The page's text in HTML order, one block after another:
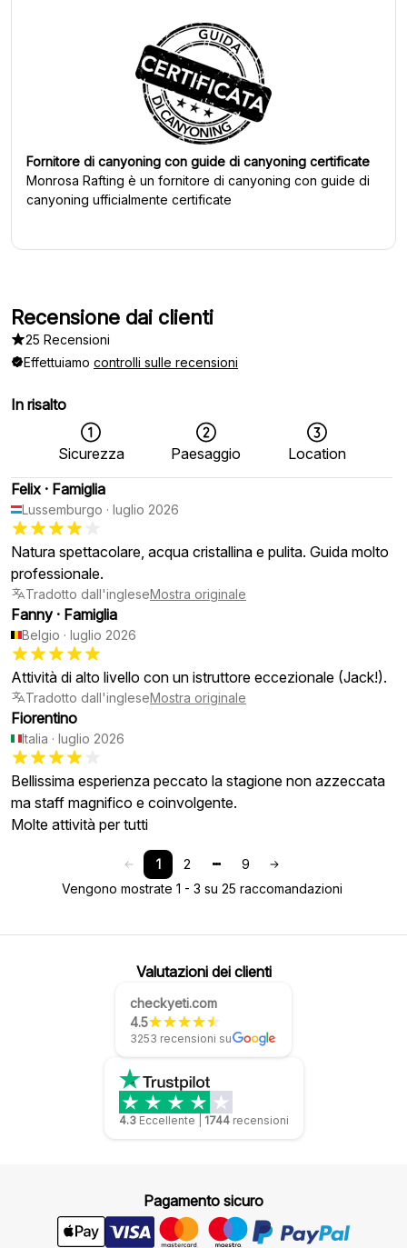
Fornitore di canyoning con guide di canyoning certificate
Monrosa Rafting è un fornitore di canyoning con guide di
canyoning ufficialmente certificate
Recensione dai clienti
25 Recensioni
Effettuiamo controlli sulle recensioni
In risalto
Sicurezza Paesaggio
Location
Felix · Famiglia
Lussemburgo · luglio 2026
Natura spettacolare, acqua cristallina e pulita. Guida molto
professionale.
Tradotto dall'ingleseMostra originale
Fanny · Famiglia
Belgio · luglio 2026
Attività di alto livello con un istruttore eccezionale (Jack!).
Tradotto dall'ingleseMostra originale
Fiorentino
Italia · luglio 2026
Bellissima esperienza peccato la stagione non azzeccata
ma staff magnifico e coinvolgente.
Molte attività per tutti
1 2
9
Vengono mostrate 1 - 3 su 25 raccomandazioni
Valutazioni dei clienti
checkyeti.com
4.5
3253 recensioni su
4.3 Eccellente 1744 recensioni
Pagamento sicuro